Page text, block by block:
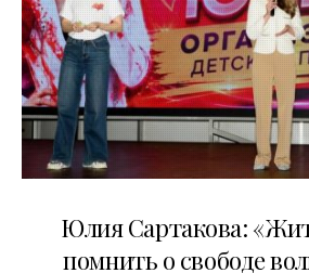
Юлия Сартакова:
помнить о свободе